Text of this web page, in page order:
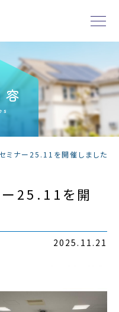
ミナー25.11を開催しました
25.11を開
2025.11.21